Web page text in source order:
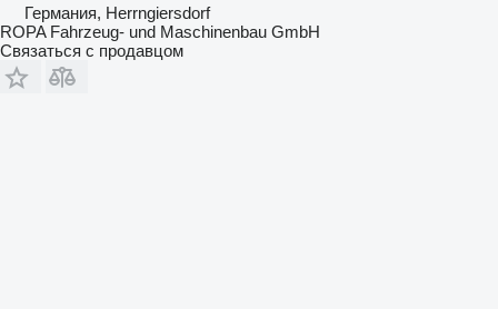
Германия, Herrngiersdorf
ROPA Fahrzeug- und Maschinenbau GmbH
Связаться с продавцом